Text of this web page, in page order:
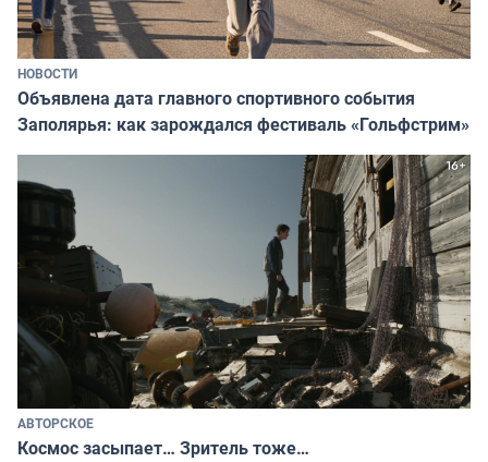
НОВОСТИ
Объявлена дата главного спортивного события
Заполярья: как зарождался фестиваль «Гольфстрим»
АВТОРСКОЕ
Космос засыпает… Зритель тоже…